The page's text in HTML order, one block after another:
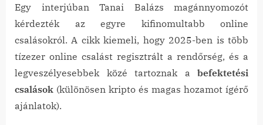
Posted
on
2026-
06-18
By
tanai
Egy interjúban Tanai Balázs magánnyomozót
kérdezték az egyre kifinomultabb online
csalásokról. A cikk kiemeli, hogy 2025-ben is több
tízezer online csalást regisztrált a rendőrség, és a
legveszélyesebbek közé tartoznak a befektetési
csalások (különösen kripto és magas hozamot ígérő
ajánlatok).